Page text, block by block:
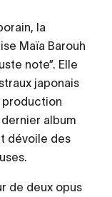
la
Maïa Barouh
note”. Elle
japonais
production
album
dévoile des
de deux opus